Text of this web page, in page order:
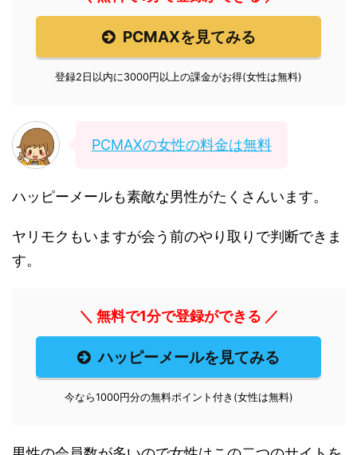
PCMAXを見てみる
登録2日以内に3000円以上の課金がお得(女性は無料)
PCMAXの女性の料金は無料
ハッピーメールも素敵な男性がたくさんいます。
ヤリモクもいますが会う前のやり取りで判断できま
す。
＼ 無料で1分で登録ができる ／
ハッピーメールを見てみる
今なら1000円分の無料ポイント付き(女性は無料)